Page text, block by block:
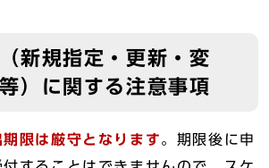
新規指定・更新・変
）に関する注意事項
限は厳守となります。期限後に申